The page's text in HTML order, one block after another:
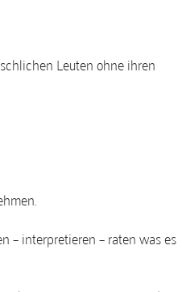
Leuten ohne ihren
– interpretieren – raten was es